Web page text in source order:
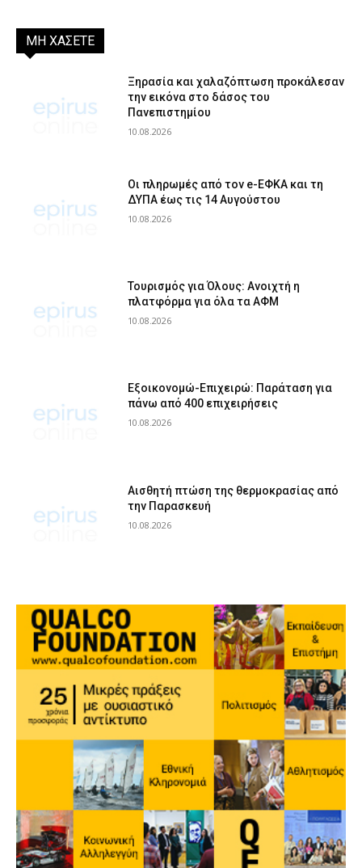
ΜΗ ΧΑΣΕΤΕ
Ξηρασία και χαλαζόπτωση προκάλεσαν
την εικόνα στο δάσος του
Πανεπιστημίου
10.08.2026
Οι πληρωμές από τον e-ΕΦΚΑ και τη
ΔΥΠΑ έως τις 14 Αυγούστου
10.08.2026
Τουρισμός για Όλους: Ανοιχτή η
πλατφόρμα για όλα τα ΑΦΜ
10.08.2026
Εξοικονομώ-Επιχειρώ: Παράταση για
πάνω από 400 επιχειρήσεις
10.08.2026
Αισθητή πτώση της θερμοκρασίας από
την Παρασκευή
10.08.2026